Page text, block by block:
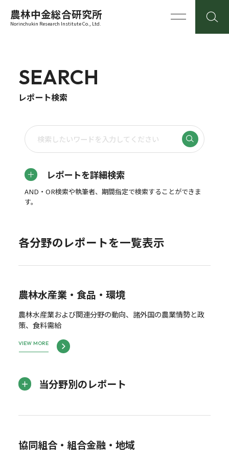
農林中金総合研究所
Norinchukin Research Institute Co., Ltd.
SEARCH
レポート検索
レポートを詳細検索
AND・OR検索や執筆者、期間指定で検索することができま
す。
各分野のレポートを一覧表示
農林水産業・食品・環境
農林水産業および関連分野の動向、諸外国の農業情勢と政
策、食料需給
VIEW MORE
当分野別のレポート
協同組合・組合金融・地域